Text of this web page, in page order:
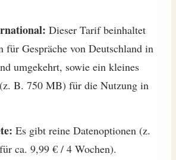
Dieser Tarif beinhaltet
für Gespräche von Deutschland in
umgekehrt, sowie ein kleines
B. 750 MB) für die Nutzung in
Es gibt reine Datenoptionen (z.
ca. 9,99 € / 4 Wochen).